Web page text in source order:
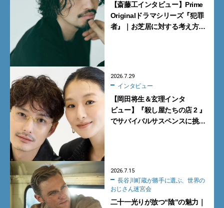
【斎藤工インタビュー】Prime
Originalドラマシリーズ『犯罪
者』｜お芝居に対する考え方が
2026.7.29
インタビュー
【岡田将生＆玄理インタ
ビュー】『殺し屋たちの店 2 』
でサバイバルサスペンスに挑
2026.7.15
長谷川町蔵が勝手に選ぶ、世界の
おじさん迷宮会
二十一光りが放つ“陰”の魅力｜